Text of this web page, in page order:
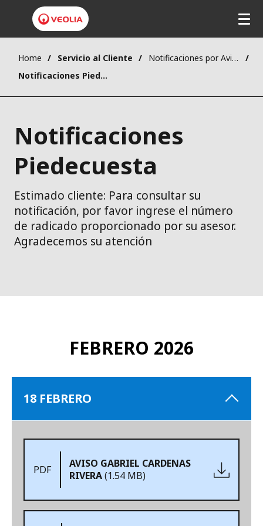
Home Servicio al Cliente
Notificaciones por Aviso
Notificaciones Piedecuesta
Notificaciones
Piedecuesta
Estimado cliente: Para consultar su
notificación, por favor ingrese el número
de radicado proporcionado por su asesor.
Agradecemos su atención
FEBRERO 2026
18 FEBRERO
PDF
AVISO GABRIEL CARDENAS
RIVERA(1.54 MB)